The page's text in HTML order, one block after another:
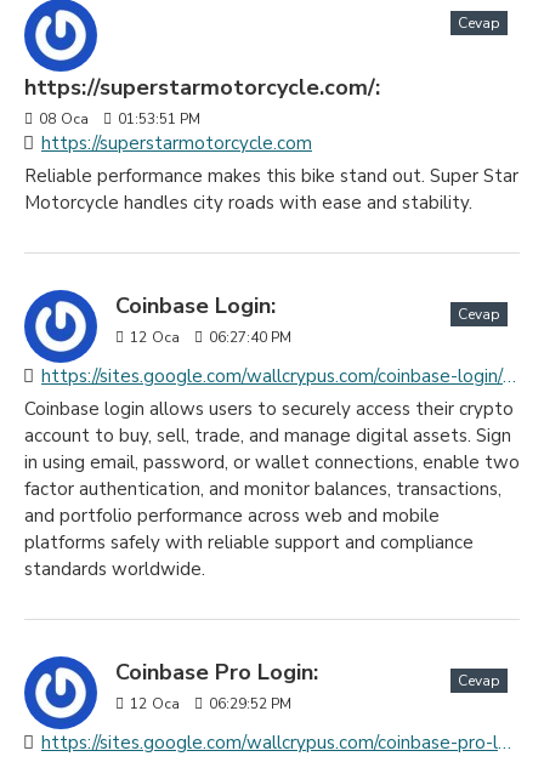
https://superstarmotorcycle.com/:
08 Oca 01:53:51 PM
https://superstarmotorcycle.com
Cevap
Reliable performance makes this bike stand out. Super Star
Motorcycle handles city roads with ease and stability.
Coinbase Login:
12 Oca 06:27:40 PM
https://sites.google.com/wallcrypus.com/coinbase-login/home
Cevap
Coinbase login allows users to securely access their crypto
account to buy, sell, trade, and manage digital assets. Sign
in using email, password, or wallet connections, enable two
factor authentication, and monitor balances, transactions,
and portfolio performance across web and mobile
platforms safely with reliable support and compliance
standards worldwide.
Coinbase Pro Login:
12 Oca 06:29:52 PM
https://sites.google.com/wallcrypus.com/coinbase-pro-login/home
Cevap